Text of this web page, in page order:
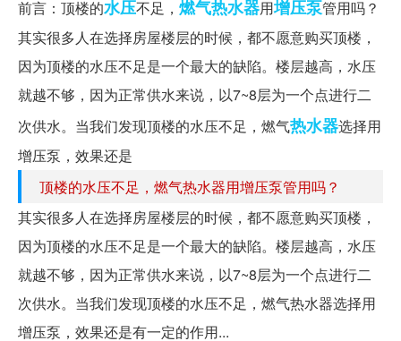
前言：顶楼的水压不足， 燃气热水器用增压泵管用吗？
其实很多人在选择房屋楼层的时候，都不愿意购买顶楼，
因为顶楼的水压不足是一个最大的缺陷。楼层越高，水压
就越不够，因为正常供水来说，以7~8层为一个点进行二
次供水。当我们发现顶楼的水压不足，燃气热水器选择用
增压泵，效果还是
顶楼的水压不足，燃气热水器用增压泵管用吗？
其实很多人在选择房屋楼层的时候，都不愿意购买顶楼，
因为顶楼的水压不足是一个最大的缺陷。楼层越高，水压
就越不够，因为正常供水来说，以7~8层为一个点进行二
次供水。当我们发现顶楼的水压不足，燃气热水器选择用
增压泵，效果还是有一定的作用...